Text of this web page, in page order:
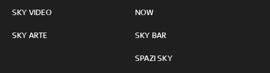
SKY VIDEO
SKY ARTE
NOW
SKY BAR
SPAZI SKY